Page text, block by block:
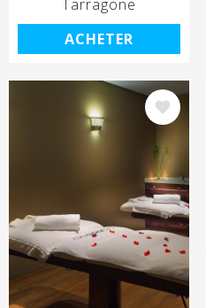
Tarragone
ACHETER
Image